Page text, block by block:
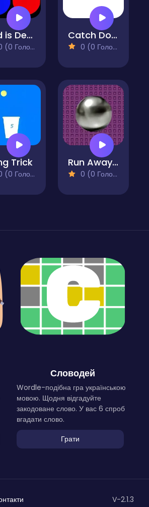
Red is Dead
(0 Голосів)
Catch Dots
0 (0 Голосів)
Trick
(0 Голосів)
Run Away There
0 (0 Голосів)
Словодей
Wordle-подібна гра українською
мовою. Щодня відгадуйте
закодоване слово. У вас 6 спроб
вгадати слово.
Грати
V-2.1.3